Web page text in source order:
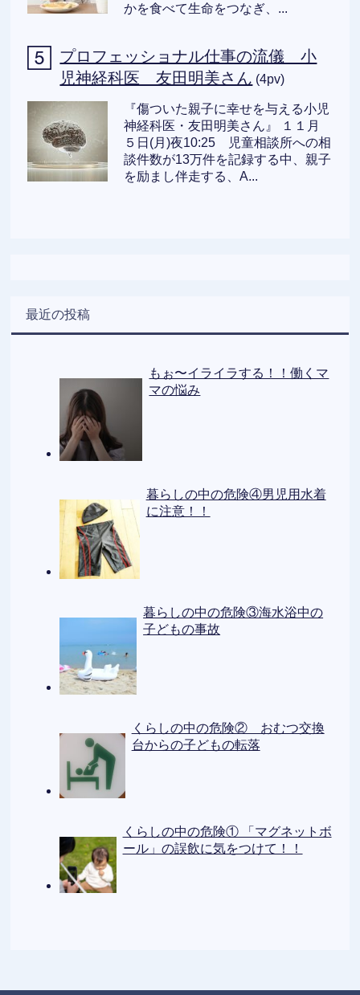
かを食べて生命をつなぎ、...
プロフェッショナル仕事の流儀 小
児神経科医 友田明美さん (4pv)
『傷ついた親子に幸せを与える小児
神経科医・友田明美さん』 １１月
５日(月)夜10:25 児童相談所への相
談件数が13万件を記録する中、親子
を励まし伴走する、A...
最近の投稿
もぉ〜イライラする！！働くマ
マの悩み
暮らしの中の危険④男児用水着
に注意！！
暮らしの中の危険③海水浴中の
子どもの事故
くらしの中の危険② おむつ交換
台からの子どもの転落
くらしの中の危険① 「マグネットボ
ール」の誤飲に気をつけて！！